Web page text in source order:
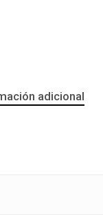
adicional